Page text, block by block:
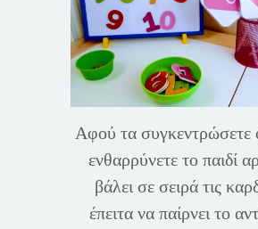
Αφού τα συγκεντρώσετε
ενθαρρύνετε το παιδί
βάλει σε σειρά τις
έπειτα να παίρνει το